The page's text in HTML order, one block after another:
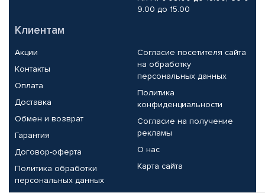
9.00 до 15.00
Клиентам
Акции
Контакты
Оплата
Доставка
Обмен и возврат
Гарантия
Договор-оферта
Политика обработки
персональных данных
Согласие посетителя сайта
на обработку
персональных данных
Политика
конфиденциальности
Согласие на получение
рекламы
О нас
Карта сайта